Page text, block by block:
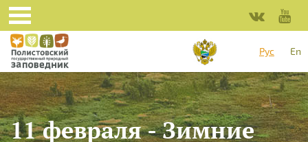
Перейти к основному содержанию
Рус
En
11 февраля - Зимние